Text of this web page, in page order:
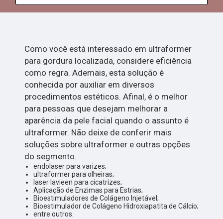
Como você está interessado em ultraformer
para gordura localizada, considere eficiência
como regra. Ademais, esta solução é
conhecida por auxiliar em diversos
procedimentos estéticos. Afinal, é o melhor
para pessoas que desejam melhorar a
aparência da pele facial quando o assunto é
ultraformer. Não deixe de conferir mais
soluções sobre ultraformer e outras opções
do segmento.
endolaser para varizes;
ultraformer para olheiras;
laser lavieen para cicatrizes;
Aplicação de Enzimas para Estrias;
Bioestimuladores de Colágeno Injetável;
Bioestimulador de Colágeno Hidroxiapatita de Cálcio;
entre outros.